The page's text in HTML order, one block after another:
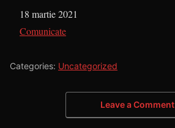
Dată
18 martie 2021
În legătură cu
Comunicate
Categories: Uncategorized
Leave a Comment